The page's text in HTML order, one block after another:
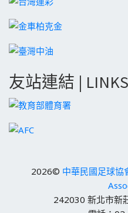
友站連結 | LINKS
2026© 中華民國足球
242030 新北市新